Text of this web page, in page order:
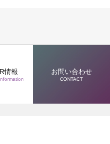
情報 お問い合わせ
CONTACT